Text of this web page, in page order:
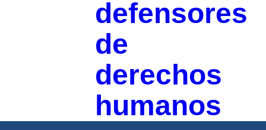
defensores
de
derechos
humanos